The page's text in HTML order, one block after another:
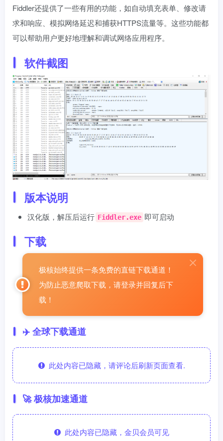
Fiddler还提供了一些有用的功能，如自动填充表单、修改请
求和响应、模拟网络延迟和捕获HTTPS流量等。这些功能都
可以帮助用户更好地理解和调试网络应用程序。
软件截图
版本说明
汉化版，解压后运行 Fiddler.exe 即可启动
下载
极核始终提供一条免费的直链下载通道！
为防止恶意爬取下载，请登录并回复后下
载！
✈️ 全球下载通道
此处内容已隐藏，请评论后刷新页面查看.
🚀 极核加速通道
此处内容已隐藏，金贝会员可见